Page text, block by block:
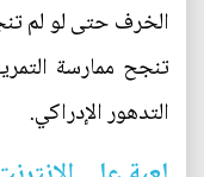
الخرف حتى لو لم
تنجح ممارسة
التدهور الإدراكي.